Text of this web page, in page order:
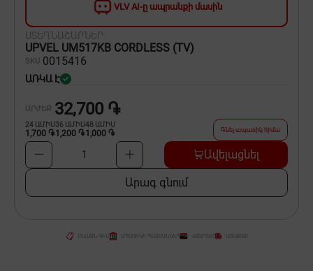
VLV AI-ը ապրանքի մասին
ՍՏԵՂՆԱՇԱՐՆԵՐ
UPVEL UM517KB CORDLESS (TV)
SKU 0015416
ԱՌԿԱ Է
ԱՐԺԵՔ 32,700 ֏
24 ԱՄԻՍ
1,700 ֏
36 ԱՄԻՍ
1,200 ֏
48 ԱՄԻՍ
1,000 ֏ Գնել ապառիկ հիմա
1 Ավելացնել
Արագ գնում
ՎՃԱՐՈՒՄ